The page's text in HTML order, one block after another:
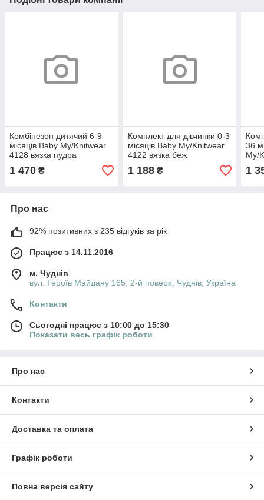
Комбінезон дитячий 6-9
місяців Baby My/Knitwear
4128 вязка пудра
1 470 ₴
Комплект для дівчинки 0-3
місяців Baby My/Knitwear
4122 вязка беж
1 188₴
36
My/
1
Про нас
92% позитивних з 235 відгуків за рік
Працює з 14.11.2016
м. Чуднів
вул. Героїв Майдану 165, 2-й поверх, Чуднів, Україна
Контакти
Сьогодні працює з 10:00 до 15:30
Показати весь графік роботи
Про нас
Контакти
Доставка та оплата
Графік роботи
Повна версія сайту